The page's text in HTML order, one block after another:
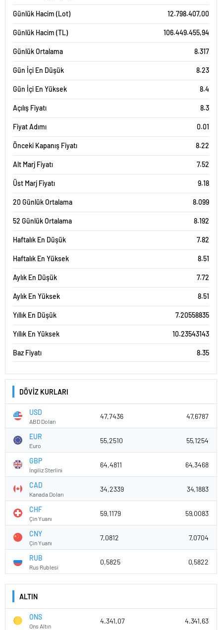
Günlük Hacim (Lot) 12.798.407,00
Günlük Hacim (TL) 106.449.455,94
Günlük Ortalama 8.317
Gün İçi En Düşük 8.23
Gün İçi En Yüksek 8.4
Açılış Fiyatı 8.3
Fiyat Adımı 0.01
Önceki Kapanış Fiyatı 8.22
Alt Marj Fiyatı 7.52
Üst Marj Fiyatı 9.18
20 Günlük Ortalama 8.099
52 Günlük Ortalama 8.192
Haftalık En Düşük 7.82
Haftalık En Yüksek 8.51
Aylık En Düşük 7.72
Aylık En Yüksek 8.51
Yıllık En Düşük 7.20558835
Yıllık En Yüksek 10.23543143
Baz Fiyatı 8.35
DÖVİZ KURLARI
USD
ABD Doları
47,7436 47,6787
EUR
Euro
55,2510 55,1254
GBP
İngiliz Sterlini
64,4811 64,3468
CAD
Kanada Doları
34,2339 34,1883
CHF
Çin Yuanı
59,1179 59,0083
CNY
Çin Yuanı
7,0812 7,0704
RUB
Rus Rublesi
0,5825 0,5822
ALTIN
ONS
Ons Altın
4.341,07 4.341,63